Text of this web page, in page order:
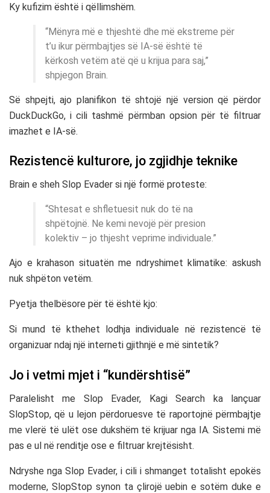
Ky kufizim është i qëllimshëm.
“Mënyra më e thjeshtë dhe më ekstreme për
t’u ikur përmbajtjes së IA-së është të
kërkosh vetëm atë që u krijua para saj,”
shpjegon Brain.
Së shpejti, ajo planifikon të shtojë një version që përdor
DuckDuckGo, i cili tashmë përmban opsion për të filtruar
imazhet e IA-së.
Rezistencë kulturore, jo zgjidhje teknike
Brain e sheh Slop Evader si një formë proteste:
“Shtesat e shfletuesit nuk do të na
shpëtojnë. Ne kemi nevojë për presion
kolektiv – jo thjesht veprime individuale.”
Ajo e krahason situatën me ndryshimet klimatike: askush
nuk shpëton vetëm.
Pyetja thelbësore për të është kjo:
Si mund të kthehet lodhja individuale në rezistencë të
organizuar ndaj një interneti gjithnjë e më sintetik?
Jo i vetmi mjet i “kundërshtisë”
Paralelisht me Slop Evader, Kagi Search ka lançuar
SlopStop, që u lejon përdoruesve të raportojnë përmbajtje
me vlerë të ulët ose dukshëm të krijuar nga IA. Sistemi më
pas e ul në renditje ose e filtruar krejtësisht.
Ndryshe nga Slop Evader, i cili i shmanget totalisht epokës
moderne, SlopStop synon ta çlirojë uebin e sotëm duke e